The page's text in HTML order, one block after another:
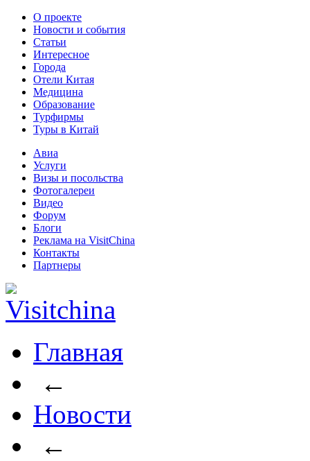
О проекте
Новости и события
Статьи
Интересное
Города
Отели Китая
Медицина
Образование
Турфирмы
Туры в Китай
Авиа
Услуги
Визы и посольства
Фотогалереи
Видео
Форум
Блоги
Реклама на VisitChina
Контакты
Партнеры
Главная
←
Новости
←